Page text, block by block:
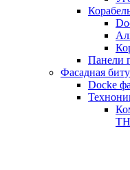
Панели
Фасадная
Docke
ТН